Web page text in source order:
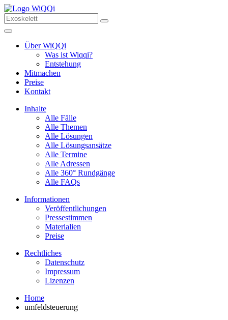
Über WiQQi
Was ist Wiqqi?
Entstehung
Mitmachen
Preise
Kontakt
Inhalte
Alle Fälle
Alle Themen
Alle Lösungen
Alle Lösungsansätze
Alle Termine
Alle Adressen
Alle 360° Rundgänge
Alle FAQs
Informationen
Veröffentlichungen
Pressestimmen
Materialien
Preise
Rechtliches
Datenschutz
Impressum
Lizenzen
Home
umfeldsteuerung